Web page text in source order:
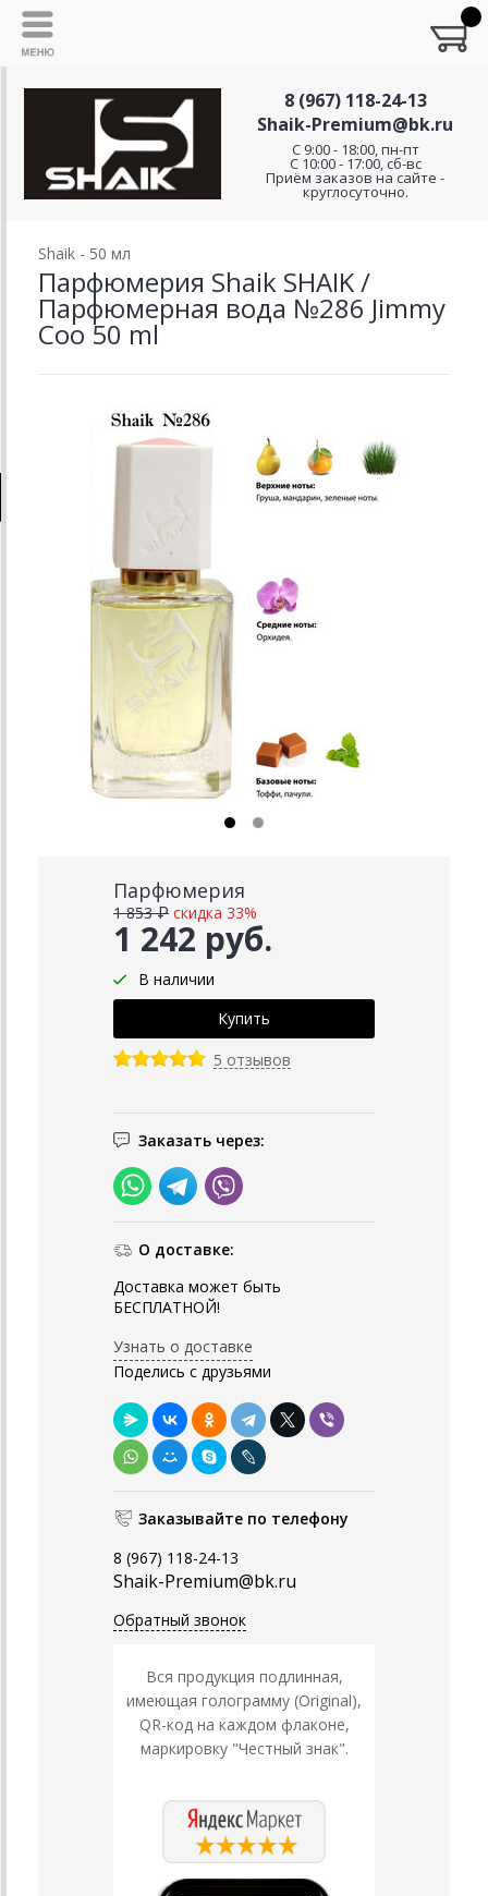
8 (967) 118-24-13
Shaik-Premium@bk.ru
C 9:00 - 18:00, пн-пт
С 10:00 - 17:00, сб-вс
Приём заказов на сайте -
круглосуточно.
Shaik - 50 мл
Парфюмерия Shaik SHAIK /
Парфюмерная вода №286 Jimmy
Coo 50 ml
Парфюмерия
1 242 руб.
1 853 ₽ скидка 33%
В наличии
5 отзывов
Заказать через:
О доставке:
Доставка может быть
БЕСПЛАТНОЙ!
Узнать о доставке
Поделись с друзьями
Заказывайте по телефону
8 (967) 118-24-13
Shaik-Premium@bk.ru
Обратный звонок
Вся продукция подлинная,
имеющая голограмму (Original),
QR-код на каждом флаконе,
маркировку "Честный знак".